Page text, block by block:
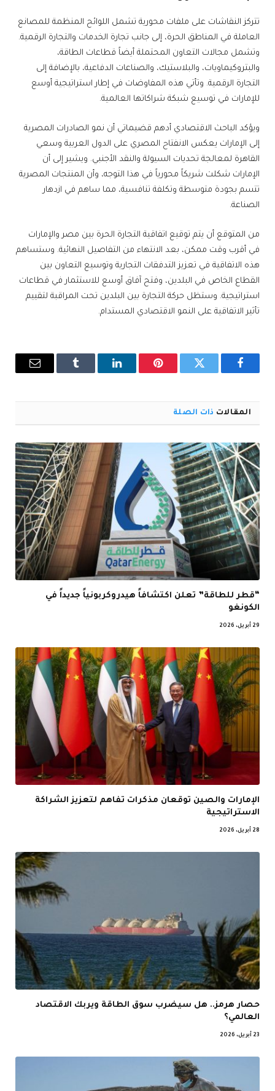
تتركز النقاشات على ملفات محورية تشمل اللوائح المنظمة للمصانع
العاملة في المناطق الحرة، إلى جانب تجارة الخدمات والتجارة الرقمية.
وتشمل مجالات التعاون المحتملة أيضاً قطاعات الطاقة،
والبتروكيماويات، والبلاستيك، والصناعات الدفاعية، بالإضافة إلى
التجارة الرقمية. وتأتي هذه المفاوضات في إطار استراتيجية أوسع
للإمارات في توسيع شبكة شراكاتها العالمية.
ويؤكد الباحث الاقتصادي أدهم قضيماتي أن نمو الصادرات المصرية
إلى الإمارات يعكس الانفتاح المصري على الدول العربية وسعي
القاهرة لمعالجة تحديات السيولة والنقد الأجنبي. ويشير إلى أن
الإمارات شكلت شريكاً محورياً في هذا التوجه، وأن المنتجات المصرية
تتسم بجودة متوسطة وتكلفة تنافسية، مما ساهم في ازدهار
الصناعة.
من المتوقع أن يتم توقيع اتفاقية التجارة الحرة بين مصر والإمارات
في أقرب وقت ممكن، بعد الانتهاء من التفاصيل النهائية. وستساهم
هذه الاتفاقية في تعزيز التدفقات التجارية وتوسيع التعاون بين
القطاع الخاص في البلدين، وفتح آفاق أوسع للاستثمار في قطاعات
استراتيجية. وستظل حركة التجارة بين البلدين تحت المراقبة لتقييم
تأثير الاتفاقية على النمو الاقتصادي المستدام.
فيسبوك تويتر بينتيريستلينكدإن Tumblr
البريد
المقالات ذات الصلة
“قطر للطاقة” تعلن اكتشافاً هيدروكربونياً جديداً في
الكونغو
29 أبريل، 2026
الإمارات والصين توقعان مذكرات تفاهم لتعزيز الشراكة
الاستراتيجية
28 أبريل، 2026
حصار هرمز.. هل سيضرب سوق الطاقة ويربك الاقتصاد
العالمي؟
23 أبريل، 2026